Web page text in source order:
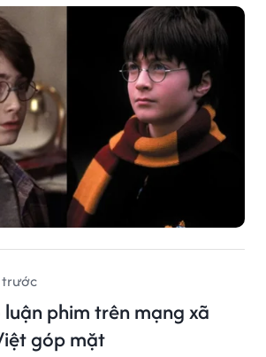
phim trên mạng xã
góp mặt